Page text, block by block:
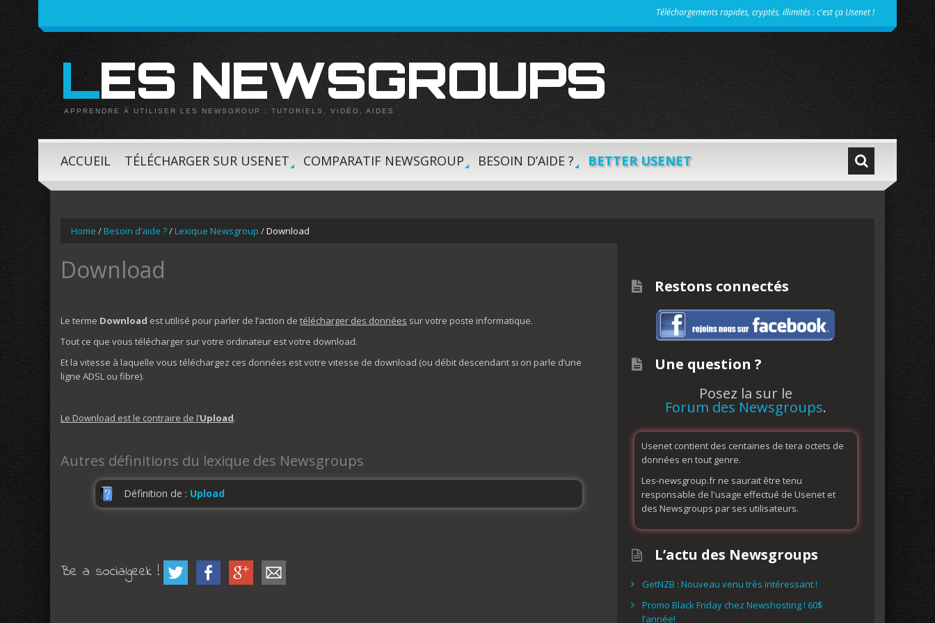
Téléchargements rapides, cryptés, illimités : c'est ça Usenet !
LES NEWSGROUPS
APPRENDRE À UTILISER LES NEWSGROUP : TUTORIELS, VIDÉO, AIDES
ACCUEIL
TÉLÉCHARGER SUR USENET
»
COMPARATIF NEWSGROUP
»
BESOIN D’AIDE ?
»
BETTER USENET
Home /Besoin d’aide ?/Lexique Newsgroup /Download
Download
Le terme Download est utilisé pour parler de l’action de télécharger des données sur votre poste informatique.
Tout ce que vous télécharger sur votre ordinateur est votre download.
Et la vitesse à laquelle vous téléchargez ces données est votre vitesse de download (ou débit descendant si on parle d’une
ligne ADSL ou fibre).
Le Download est le contraire de l’Upload.
Autres définitions du lexique des Newsgroups
Définition de : Upload
Be a socialgeek !
Restons connectés
Une question ?
Posez la sur le
Forum des Newsgroups.
Usenet contient des centaines de tera octets de
données en tout genre.
Les-newsgroup.fr ne saurait être tenu
responsable de l'usage effectué de Usenet et
des Newsgroups par ses utilisateurs.
L’actu des Newsgroups
GetNZB : Nouveau venu très intéressant !
Promo Black Friday chez Newshosting ! 60$
l’année!